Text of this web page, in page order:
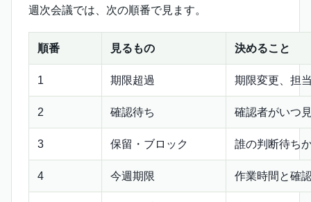
週次会議では、次の順番で見ます。
順番 見るもの 決めること
1 期限超過 期限変更、担
2 確認待ち 確認者がいつ
3 保留・ブロック 誰の判断待ち
4 今週期限 作業時間と確